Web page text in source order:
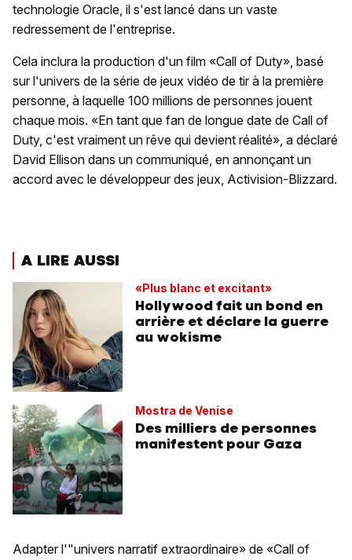
technologie Oracle, il s'est lancé dans un vaste
redressement de l'entreprise.
Cela inclura la production d'un film «Call of Duty», basé
sur l'univers de la série de jeux vidéo de tir à la première
personne, à laquelle 100 millions de personnes jouent
chaque mois. «En tant que fan de longue date de Call of
Duty, c'est vraiment un rêve qui devient réalité», a déclaré
David Ellison dans un communiqué, en annonçant un
accord avec le développeur des jeux, Activision-Blizzard.
A LIRE AUSSI
«Plus blanc et excitant»
Hollywood fait un bond en
arrière et déclare la guerre
au wokisme
Mostra de Venise
Des milliers de personnes
manifestent pour Gaza
Adapter l'"univers narratif extraordinaire» de «Call of